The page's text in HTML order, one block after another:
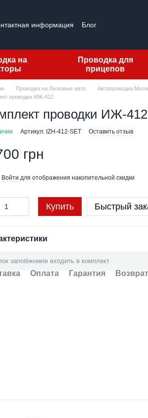
информация Блог
на
Проводка для
прицепов
Проводка на Легковые авто Автопроводка
проводки ИЖ-412
проводки ИЖ-412
Артикул: IZH-412-SET Оставить отзыв
грн
Войти для отображения накопительной скидки
Купить Быстрый
запобіжників входить в комплект
Оплата Гарантия Возврат